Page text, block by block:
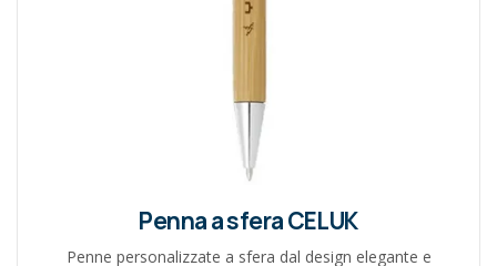
Penna a sfera CELUK
Penne personalizzate a sfera dal design elegante e